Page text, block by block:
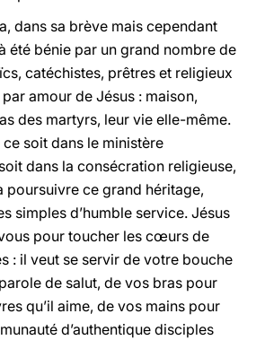
dans sa brève mais cependant
été bénie par un grand nombre de
catéchistes, prêtres et religieux
amour de Jésus : maison,
des martyrs, leur vie elle-même.
soit dans le ministère
dans la consécration religieuse,
poursuivre ce grand héritage,
simples d’humble service. Jésus
pour toucher les cœurs de
: il veut se servir de votre bouche
de salut, de vos bras pour
qu’il aime, de vos mains pour
d’authentique disciples